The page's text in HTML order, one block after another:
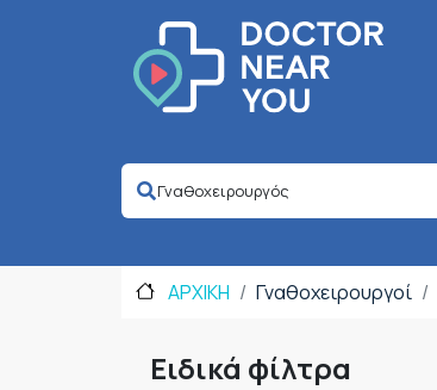
ΑΡΧΙΚΗ Γναθοχειρουργοί
Ειδικά φίλτρα